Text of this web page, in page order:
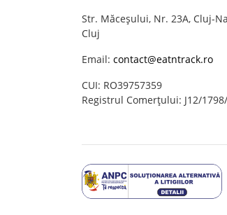
Str. Măceșului, Nr. 23A, Cluj-
Cluj
Email: contact@eatntrack.ro
CUI: RO39757359
Registrul Comerțului: J12/